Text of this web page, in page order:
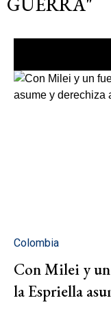
Colombia
Con Milei y
la Espriella